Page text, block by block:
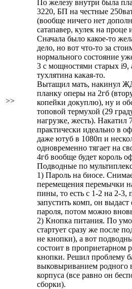
>>
По железу внутри была
3220, БП на честные
(вообще ничего нет
сатапавер, кулек на проце
Сначала было какое-то
дело, но вот что-то за
нормального состояние
3 с мощностями старых i9,
тухлятина какая-то.
Вытащил мать, накинул
планку оперы на 2гб
копейки докуплю), ну и
топовой термухой (29
нагрузке, жесть). Накатил
практически идеально в
даже ютуб в 1080п и
одновременно тягает на
4гб вообще будет король
Подводные по
1) Пароль на биосе.
перемещения перемычки
пины, то есть с 1-2 на 2-3,
запустить комп, он
пароля, потом можно
2) Кнопка питания. По
стартует сразу же после
не кнопки), а вот
состоит в проприетарном
кнопки. Решил проблему
выковыриванием родного
корпуса (все равно он
сборки).